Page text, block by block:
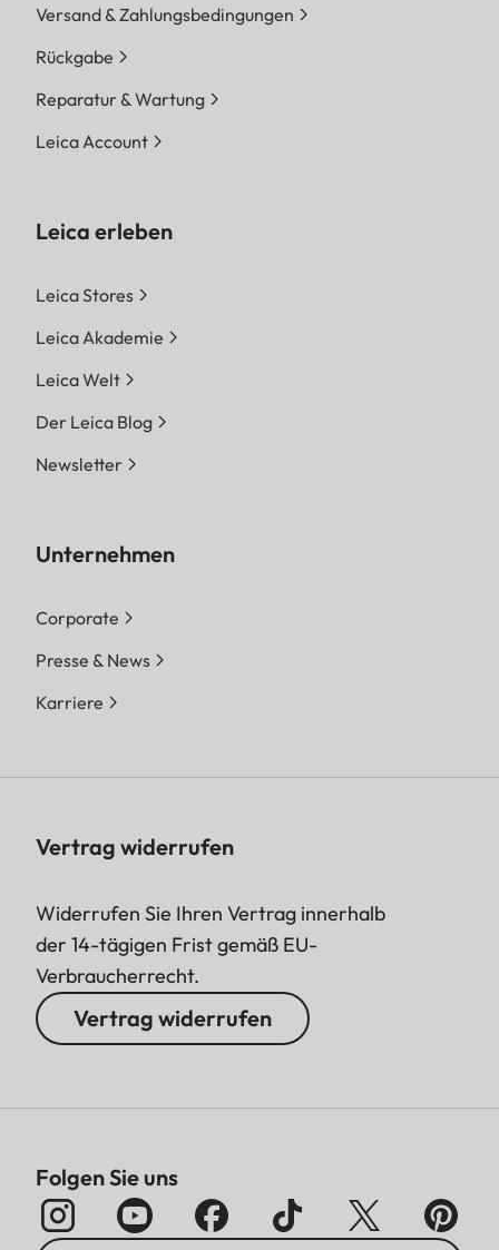
Versand & Zahlungsbedingungen
Rückgabe
Reparatur & Wartung
Leica Account
Leica erleben
Leica Stores
Leica Akademie
Leica Welt
Der Leica Blog
Newsletter
Unternehmen
Corporate
Presse & News
Karriere
Vertrag widerrufen
Widerrufen Sie Ihren Vertrag innerhalb
der 14-tägigen Frist gemäß EU-
Verbraucherrecht.
Vertrag widerrufen
Folgen Sie uns